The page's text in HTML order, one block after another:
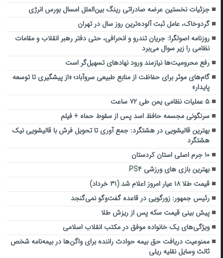
جزئیات نخستین عرضه‌ صادراتی رینگ بین‌الملل امسال بورس انرژی
گردوخاک، عامل ثبت آلوده‌ترین روز سال در تهران
روزنامه اصولگرا: جریان تندرو و انحرافی، حتی دفتر رهبر انقلاب و مقامات
نظامی را زیر سوال می‌برد
رفع محرومیت‌ها نیازمند ورود نهادهای تسهیل‌گر‌ است
گام‌های موثر برای حفاظت از منابع طبیعی سروآباد؛ «از پیشگیری تا توسعه
پایدار»
۵ عملیات نظامی یمن طی ۷۲ ساعت
سرنگونی مجسمه حافظ اسد پس از سقوط حماه + فیلم
بهترین قالیشویی در هشتگرد: جمع آوری تا تحویل فرش با قالیشویی نیک
هشتگرد
۱۰ جرم اصلی استان کردستان
بهترین بازی های ورزشی PS4
قیمت طلا ۱۸ عیار امروز اعلام شد (۳۱ خرداد)
رئیس جمهور: زورگویی در قاعده گفت‌وگو نمی‌گنجد
پیش بینی قیمت سکه پس از ریزش طلا
ویژگی‌های یک خانواده موفق در مکتب انقلاب اسلامی
ممنوعیت دریافت حق بیمه حوادث راننده برای واگن‌ها در بیمه‌نامه شخص
ثالث وسایل نقلیه ریلی